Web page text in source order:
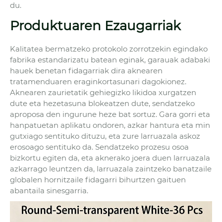
du.
Produktuaren Ezaugarriak
Kalitatea bermatzeko protokolo zorrotzekin egindako
fabrika estandarizatu batean eginak, garauak adabaki
hauek benetan fidagarriak dira aknearen
tratamenduaren eraginkortasunari dagokionez.
Aknearen zaurietatik gehiegizko likidoa xurgatzen
dute eta hezetasuna blokeatzen dute, sendatzeko
aproposa den ingurune heze bat sortuz. Gara gorri eta
hanpatuetan aplikatu ondoren, azkar hantura eta min
gutxiago sentituko dituzu, eta zure larruazala askoz
erosoago sentituko da. Sendatzeko prozesu osoa
bizkortu egiten da, eta aknerako joera duen larruazala
azkarrago leuntzen da, larruazala zaintzeko banatzaile
globalen hornitzaile fidagarri bihurtzen gaituen
abantaila sinesgarria.